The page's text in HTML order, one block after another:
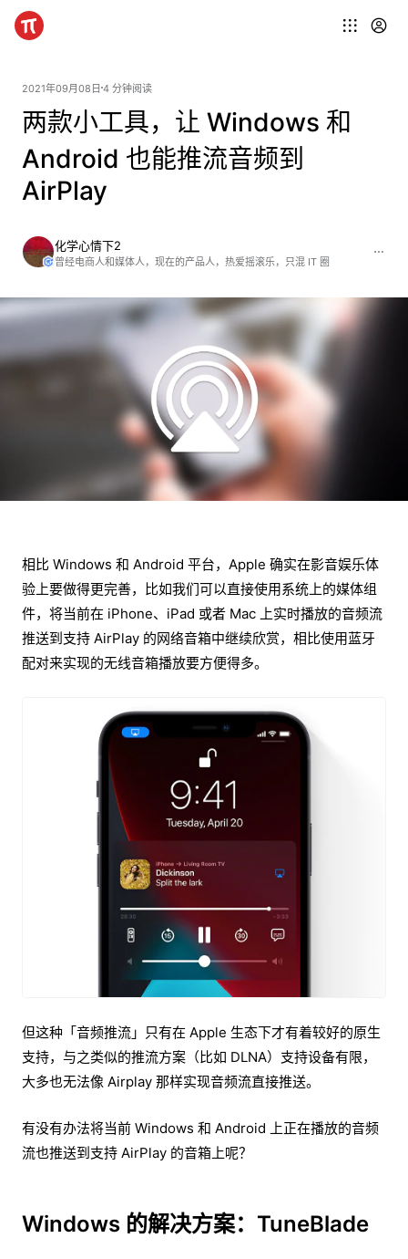
2021年09月08日 4 分钟阅读
两款小工具，让 Windows 和
Android 也能推流音频到
AirPlay
化学心情下2
曾经电商人和媒体人，现在的产品人，热爱摇滚乐，只混 IT 圈
相比 Windows 和 Android 平台，Apple 确实在影音娱乐体
验上要做得更完善，比如我们可以直接使用系统上的媒体组
件，将当前在 iPhone、iPad 或者 Mac 上实时播放的音频流
推送到支持 AirPlay 的网络音箱中继续欣赏，相比使用蓝牙
配对来实现的无线音箱播放要方便得多。
但这种「音频推流」只有在 Apple 生态下才有着较好的原生
支持，与之类似的推流方案（比如 DLNA）支持设备有限，
大多也无法像 Airplay 那样实现音频流直接推送。
有没有办法将当前 Windows 和 Android 上正在播放的音频
流也推送到支持 AirPlay 的音箱上呢？
Windows 的解决方案：TuneBlade